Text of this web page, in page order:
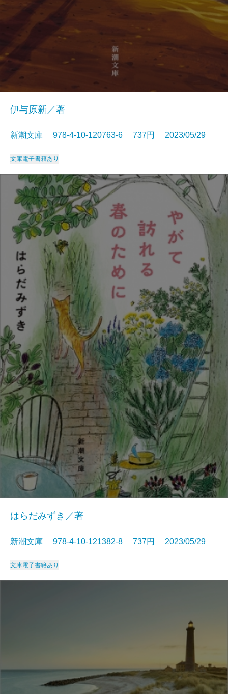
伊与原新／著
新潮文庫 978-4-10-120763-6 737円 2023/05/29
文庫電子書籍あり
はらだみずき／著
新潮文庫 978-4-10-121382-8 737円 2023/05/29
文庫電子書籍あり